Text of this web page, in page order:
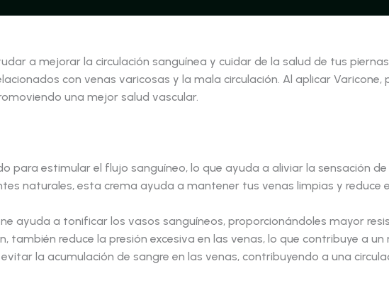
a mejorar la circulación sanguínea y cuidar de la salud de tus
con venas varicosas y la mala circulación. Al aplicar
una mejor salud vascular.
para estimular el flujo sanguíneo, lo que ayuda a aliviar la sensación
naturales, esta crema ayuda a mantener tus venas limpias y reduce
ayuda a tonificar los vasos sanguíneos, proporcionándoles mayor
también reduce la presión excesiva en las venas, lo que contribuye a
la acumulación de sangre en las venas, contribuyendo a una